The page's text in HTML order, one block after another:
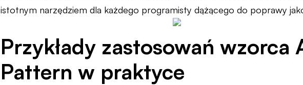
istotnym narzędziem dla każdego programisty dążącego do poprawy
Przykłady zastosowań
Pattern w praktyce